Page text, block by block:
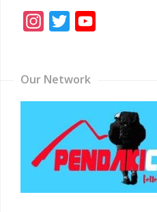
Instagram
Twitter
Our Network